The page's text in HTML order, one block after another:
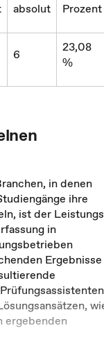
absolut Prozent
6
23,08
%
in denen
ihre
ist der
in
Ergebnisse
ergebenden